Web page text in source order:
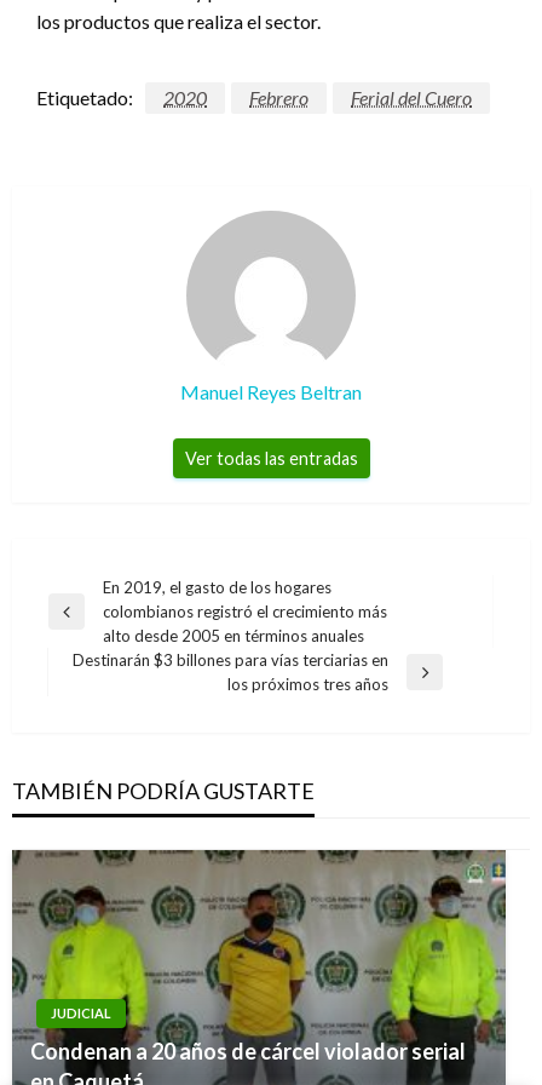
los productos que realiza el sector.
Etiquetado: 2020 Febrero Ferial del Cuero
Manuel Reyes Beltran
Ver todas las entradas
Navegación
de
entradas
Entrada
anterior
En 2019, el gasto de los hogares
colombianos registró el crecimiento más
alto desde 2005 en términos anuales
Destinarán $3 billones para vías terciarias en
los próximos tres años
TAMBIÉN PODRÍA GUSTARTE
JUDICIAL
Condenan a 20 años de cárcel violador serial
NACIONAL
Nuevo impulso de 18,4 millones de dólares del
Fondo Mundial para el Medio Ambiente (GEF)
NACIONAL
Denuncian que 84 menores de 14 años han
NACIONAL